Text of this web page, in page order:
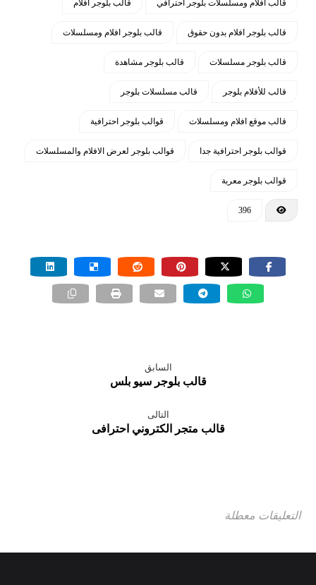
الديكور ، الأزياء ، المجوهرات ، الملابس
الداخلية ، الإضاءة ومستلزمات المنزل . إنه
استخدامه لأي متجر على الإنترنت
استخدام أفضل خطوط الويب بالاستايل
وكذلك بالشعار لسهولة التعديل عليه
ضغط جميع الملفات المهمة لزيادة سرعة
إضافة أيقونات التواصل والمراسلة بشكل
إضافة سلايدر لعرض نماذج من الأعمال
وأهم العملاء في رئيسية الاستايل ويمكن
مميز في واجهة الاستايل وكذلك آراء العملاء
إضافة صور لأغلب البنوك المشهورة أعلى
الفوتر
ووردبريس wordpress
قالب افلام ومسلسلات بلوجر احترافي قالب بلوجر افلام
قالب بلوجر افلام بدون حقوق قالب بلوجر افلام ومسلسلات
قالب بلوجر مسلسلات قالب بلوجر مشاهدة
قالب للأفلام بلوجر قالب مسلسلات بلوجر
قالب موقع افلام ومسلسلات قوالب بلوجر احترافية
قوالب بلوجر احترافية جدا قوالب بلوجر لعرض الافلام والمسلسلات
قوالب بلوجر معربة
396
السابق
قالب بلوجر سيو بلس
التالى
قالب متجر الكتروني احترافى
التعليقات معطلة